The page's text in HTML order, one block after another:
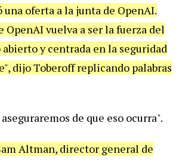
oferta a la junta de OpenAI.
OpenAI vuelva a ser la fuerza del
y centrada en la seguridad
dijo Toberoff replicando palabras
de que eso ocurra".
Altman, director general de